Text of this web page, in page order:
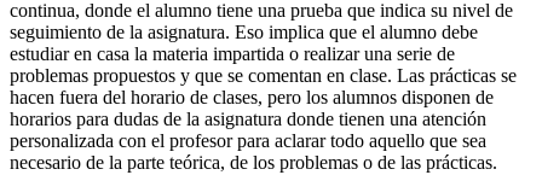
continua, donde el alumno tiene una prueba que indica su nivel de
seguimiento de la asignatura. Eso implica que el alumno debe
estudiar en casa la materia impartida o realizar una serie de
problemas propuestos y que se comentan en clase. Las prácticas se
hacen fuera del horario de clases, pero los alumnos disponen de
horarios para dudas de la asignatura donde tienen una atención
personalizada con el profesor para aclarar todo aquello que sea
necesario de la parte teórica, de los problemas o de las prácticas.